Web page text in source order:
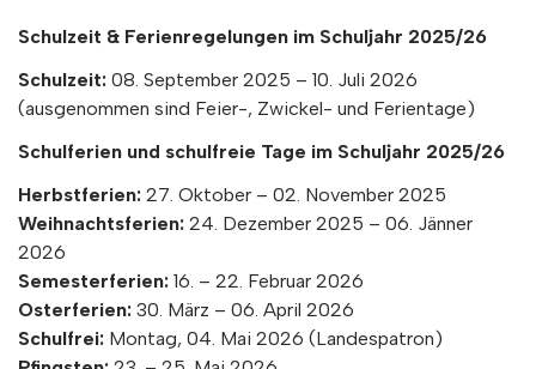
Schulzeit & Ferienregelungen im Schuljahr 2025/26
Schulzeit: 08. September 2025 – 10. Juli 2026
(ausgenommen sind Feier-, Zwickel- und Ferientage)
Schulferien und schulfreie Tage im Schuljahr 2025/26
Herbstferien: 27. Oktober – 02. November 2025
Weihnachtsferien: 24. Dezember 2025 – 06. Jänner
2026
Semesterferien: 16. – 22. Februar 2026
Osterferien: 30. März – 06. April 2026
Schulfrei: Montag, 04. Mai 2026 (Landespatron)